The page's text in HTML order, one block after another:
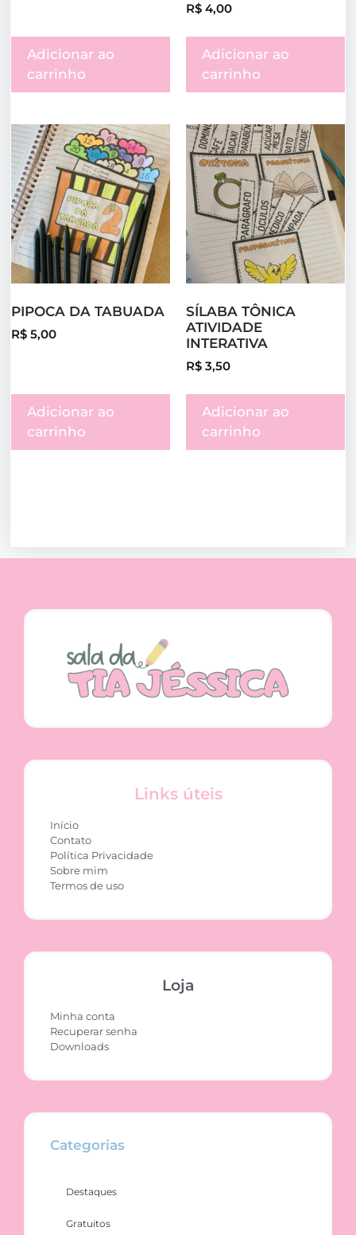
Adicionar ao
carrinho
R$ 4,00
Adicionar ao
carrinho
PIPOCA DA TABUADA
R$ 5,00
Adicionar ao
carrinho
SÍLABA TÔNICA
ATIVIDADE
INTERATIVA
R$ 3,50
Adicionar ao
carrinho
Links úteis
Início
Contato
Política Privacidade
Sobre mim
Termos de uso
Loja
Minha conta
Recuperar senha
Downloads
Categorias
Destaques
Gratuitos